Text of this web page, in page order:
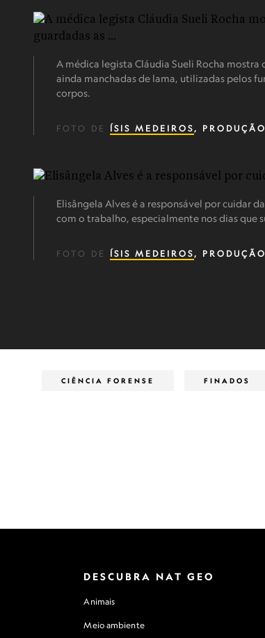
A médica legista Cláudia Sueli Rocha
ainda manchadas de lama, utilizadas pelos
corpos.
FOTO DE ÍSIS MEDEIROS,
Elisângela Alves é a responsável por cuidar
com o trabalho, especialmente nos dias que
FOTO DE ÍSIS MEDEIROS,
CIÊNCIA FORENSE FINADOS
DESCUBRA NAT GEO
Animais
Meio ambiente